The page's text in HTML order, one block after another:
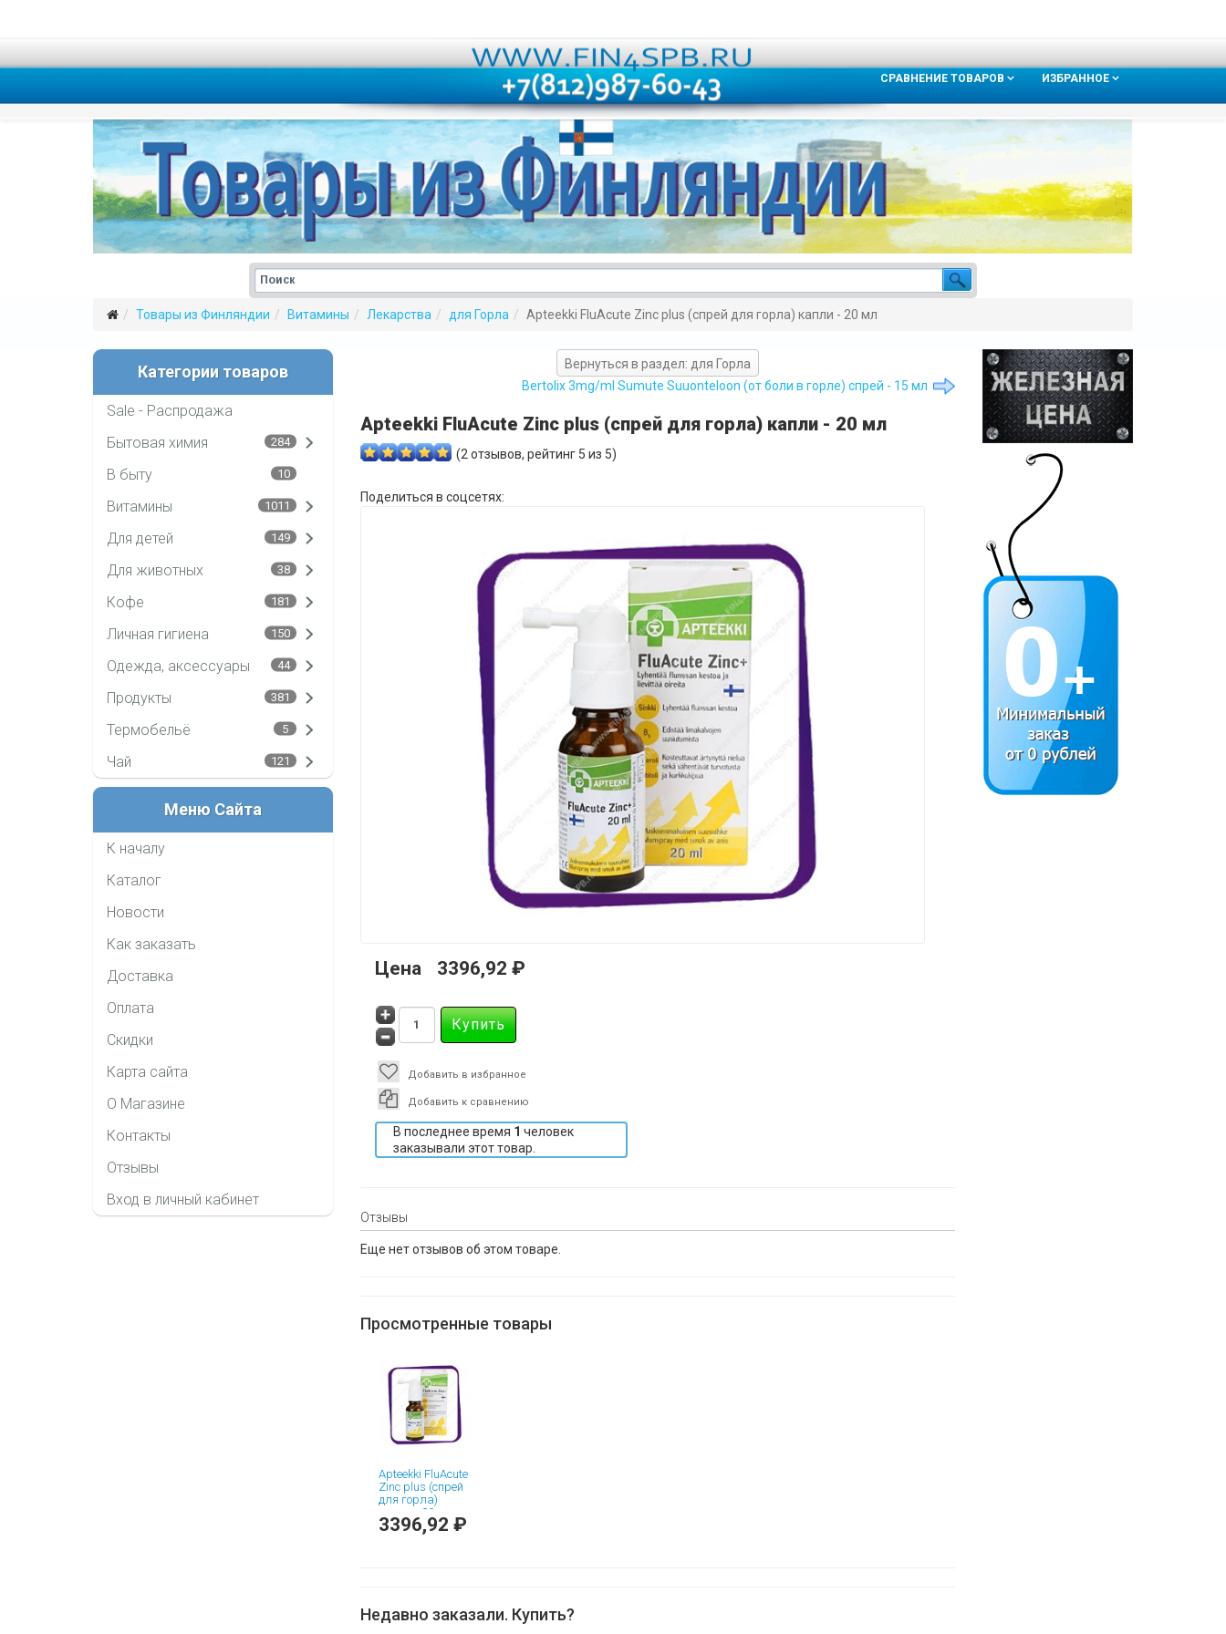
СРАВНЕНИЕ ТОВАРОВ ИЗБРАННОЕ
Товары из Финляндии Витамины Лекарства для Горла Apteekki FluAcute Zinc plus (спрей для горла) капли - 20 мл
Категории товаров
Sale - Распродажа
Бытовая химия
284
В быту 10
Витамины 1011
Для детей 149
Для животных 38
Кофе 181
Личная гигиена 150
Одежда, аксессуары 44
Продукты 381
Термобельё 5
Чай 121
Меню Сайта
К началу
Каталог
Новости
Как заказать
Доставка
Оплата
Скидки
Карта сайта
О Магазине
Контакты
Отзывы
Вход в личный кабинет
Вернуться в раздел: для Горла
Bertolix 3mg/ml Sumute Suuonteloon (от боли в горле) спрей - 15 мл
Apteekki FluAcute Zinc plus (спрей для горла) капли - 20 мл
(2 отзывов, рейтинг 5 из 5)
Поделиться в соцсетях:
Цена 3396,92 ₽
Добавить в избранное
Добавить к сравнению
В последнее время 1 человек
заказывали этот товар.
Отзывы
Еще нет отзывов об этом товаре.
Просмотренные товары
Apteekki FluAcute
Zinc plus (спрей
для горла)
капли - 20 мл
3396,92 ₽
Недавно заказали. Купить?